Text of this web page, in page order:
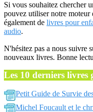
Si vous souhaitez chercher
pouvez utiliser notre moteur
également de livres pour
audio.
N'hésitez pas a nous suivre
nouveaux livres. Bonne
Les 10 derniers livres
Petit Guide de Survie
Michel Foucault et le